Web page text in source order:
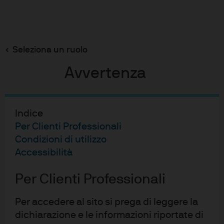
Seleziona un ruolo
Avvertenza
Indice
Per Clienti Professionali
Condizioni di utilizzo
Accessibilità
Per Clienti Professionali
Per accedere al sito si prega di leggere la
dichiarazione e le informazioni riportate di
content
Europea (UE) sulle
cartolarizzazioni
A decorrere dal 1° gennaio 2019, il Regolamento
dell'Unione Europea (UE) sulle cartolarizzazioni istituisce